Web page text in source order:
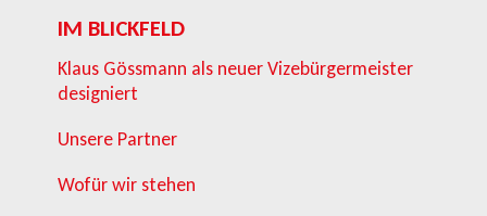
IM BLICKFELD
Klaus Gössmann als neuer Vizebürgermeister
designiert
Unsere Partner
Wofür wir stehen